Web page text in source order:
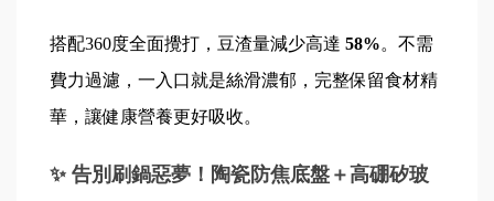
搭配360度全面攪打，豆渣量減少高達 58%。不需
費力過濾，一入口就是絲滑濃郁，完整保留食材精
華，讓健康營養更好吸收。
✨ 告別刷鍋惡夢！陶瓷防焦底盤＋高硼矽玻